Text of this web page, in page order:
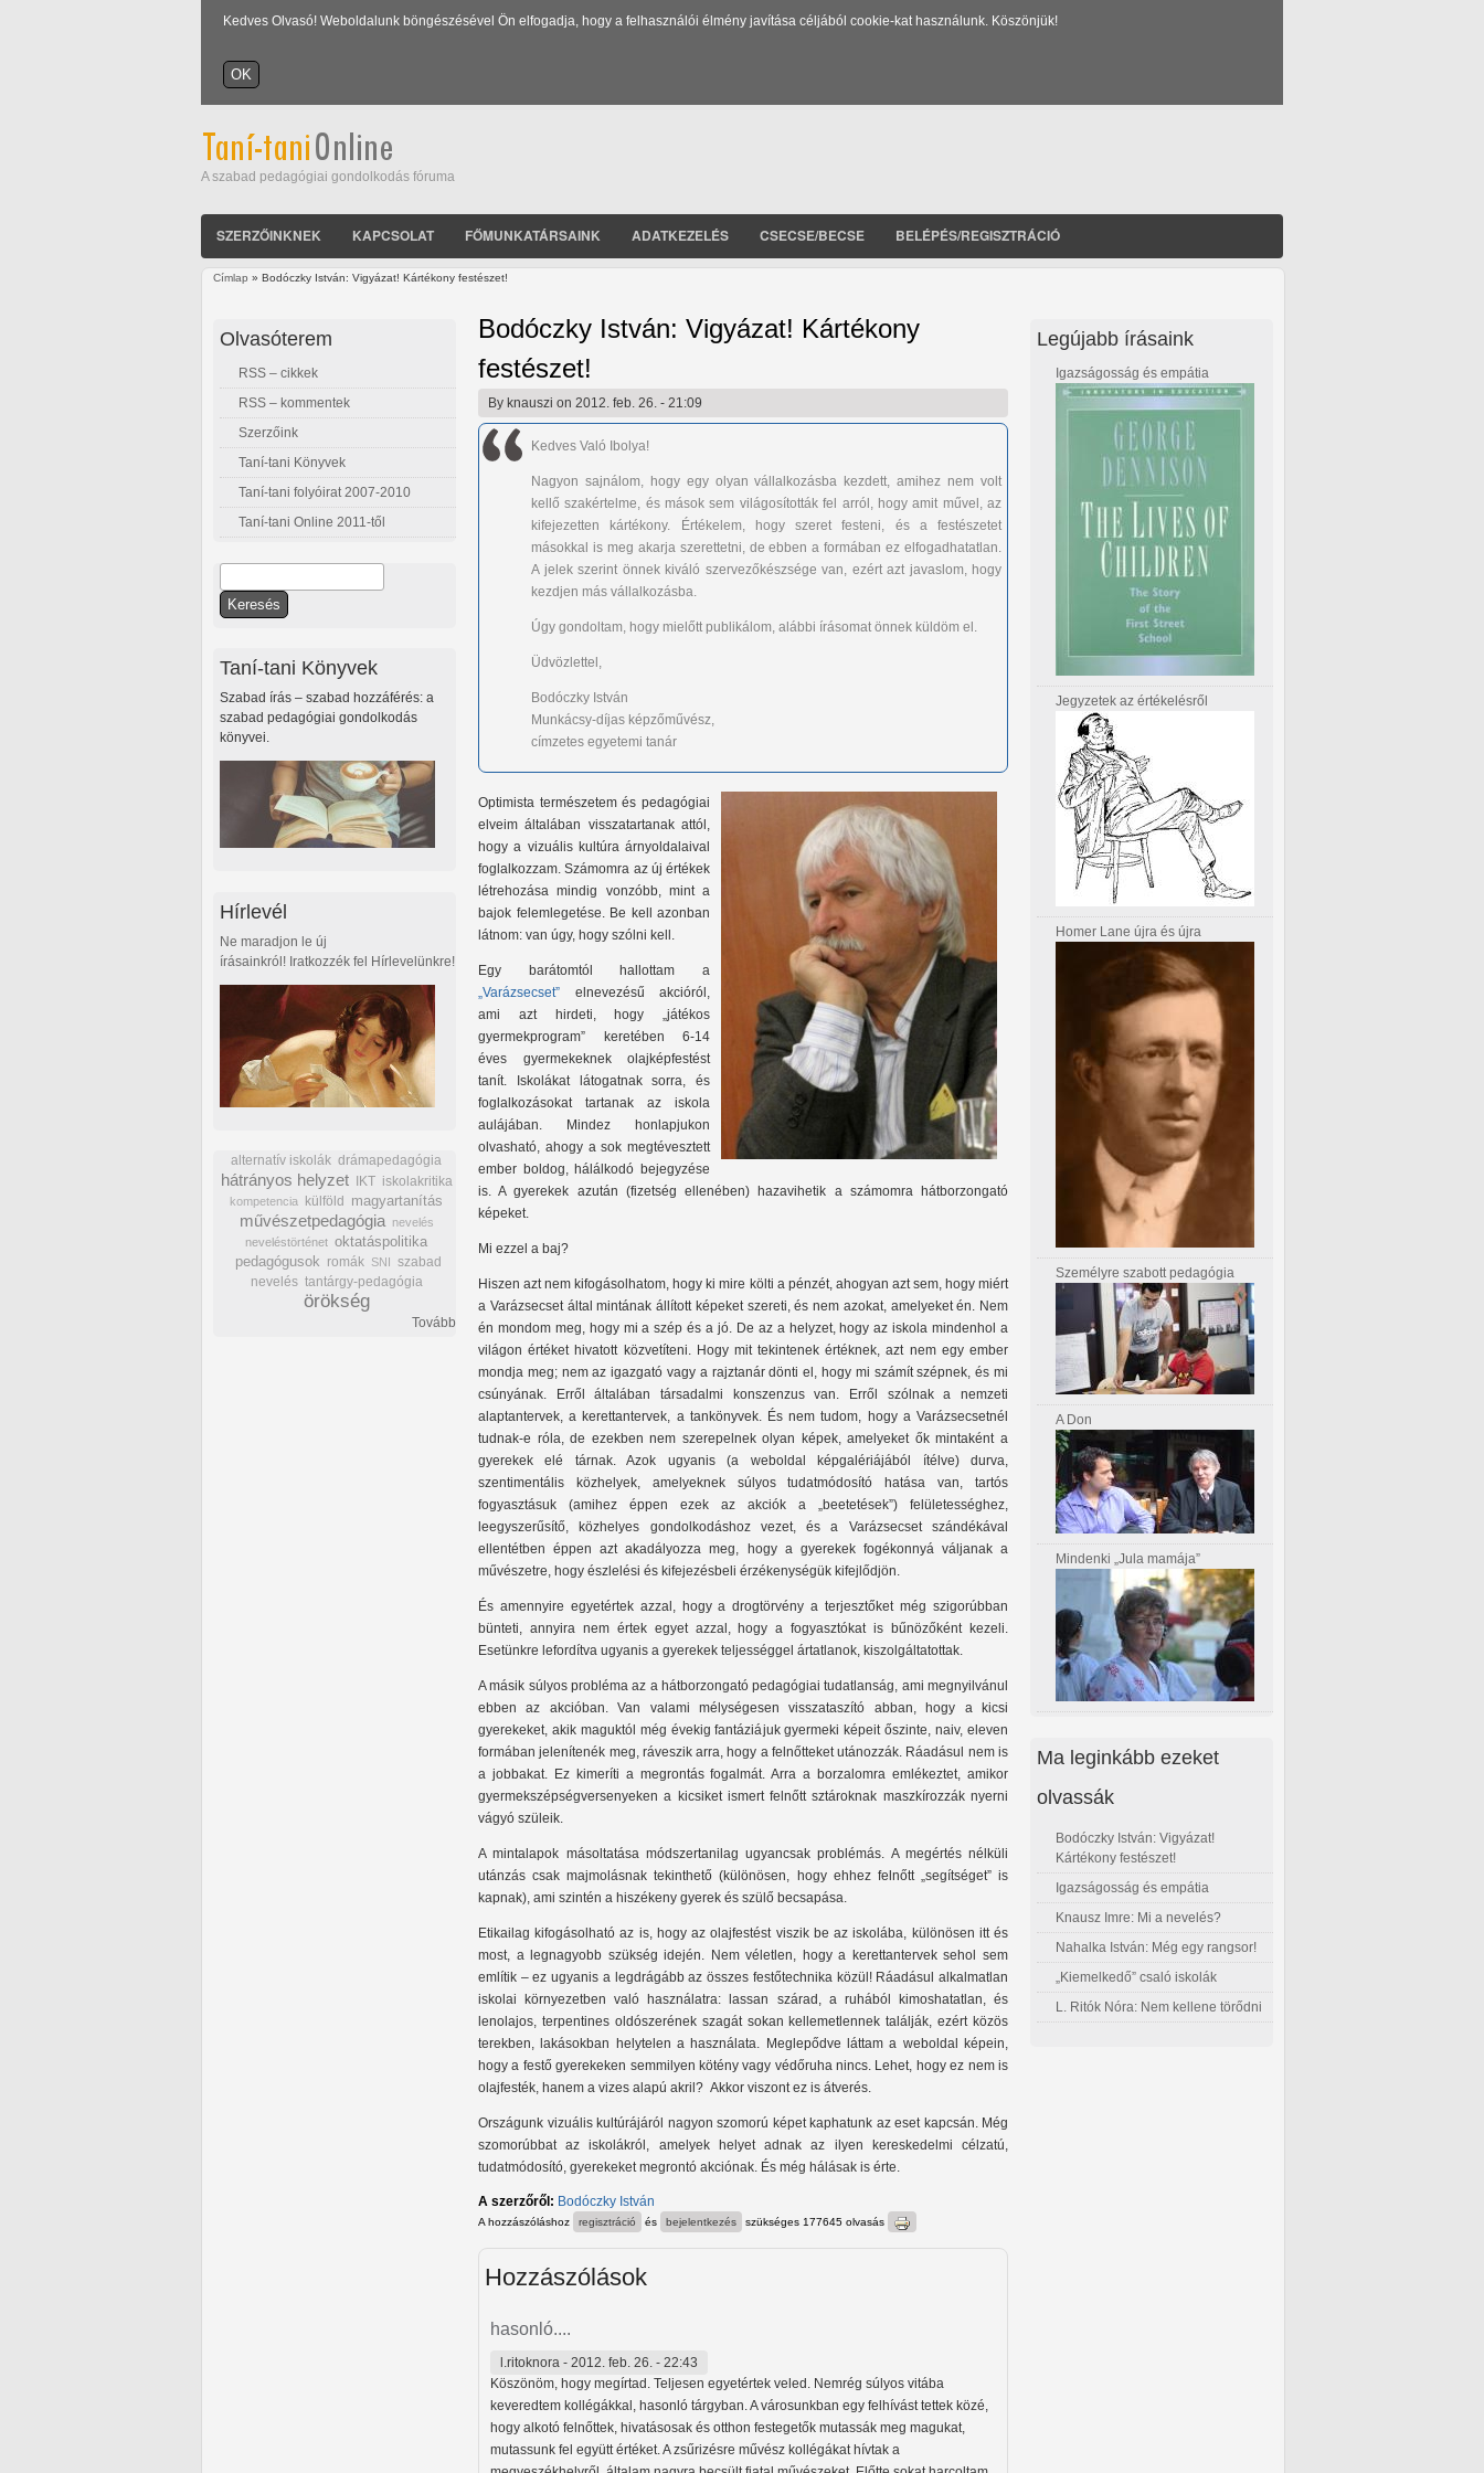
Kedves Olvasó! Weboldalunk böngészésével Ön elfogadja, hogy a felhasználói élmény javítása céljából cookie-kat használunk. Köszönjük!
A szabad pedagógiai gondolkodás fóruma
SZERZŐINKNEK KAPCSOLAT FŐMUNKATÁRSAINK ADATKEZELÉS CSECSE/BECSE BELÉPÉS/REGISZTRÁCIÓ
Címlap » Bodóczky István: Vigyázat! Kártékony festészet!
Bodóczky István: Vigyázat! Kártékony
festészet!
By knauszi on 2012. feb. 26. - 21:09
Kedves Való Ibolya!
Nagyon sajnálom, hogy egy olyan vállalkozásba kezdett, amihez nem volt
kellő szakértelme, és mások sem világosították fel arról, hogy amit művel, az
kifejezetten kártékony. Értékelem, hogy szeret festeni, és a festészetet
másokkal is meg akarja szerettetni, de ebben a formában ez elfogadhatatlan.
A jelek szerint önnek kiváló szervezőkészsége van, ezért azt javaslom, hogy
kezdjen más vállalkozásba.
Úgy gondoltam, hogy mielőtt publikálom, alábbi írásomat önnek küldöm el.
Üdvözlettel,
Bodóczky István
Munkácsy-díjas képzőművész,
címzetes egyetemi tanár
Optimista természetem és pedagógiai
elveim általában visszatartanak attól,
hogy a vizuális kultúra árnyoldalaival
foglalkozzam. Számomra az új értékek
létrehozása mindig vonzóbb, mint a
bajok felemlegetése. Be kell azonban
látnom: van úgy, hogy szólni kell.
Egy barátomtól hallottam a
„Varázsecset” elnevezésű akcióról,
ami azt hirdeti, hogy „játékos
gyermekprogram” keretében 6-14
éves gyermekeknek olajképfestést
tanít. Iskolákat látogatnak sorra, és
foglalkozásokat tartanak az iskola
aulájában. Mindez honlapjukon
olvasható, ahogy a sok megtévesztett
ember boldog, hálálkodó bejegyzése
is. A gyerekek azután (fizetség ellenében) hazavihetik a számomra hátborzongató
képeket.
Mi ezzel a baj?
Hiszen azt nem kifogásolhatom, hogy ki mire költi a pénzét, ahogyan azt sem, hogy miért
a Varázsecset által mintának állított képeket szereti, és nem azokat, amelyeket én. Nem
én mondom meg, hogy mi a szép és a jó. De az a helyzet, hogy az iskola mindenhol a
világon értéket hivatott közvetíteni. Hogy mit tekintenek értéknek, azt nem egy ember
mondja meg; nem az igazgató vagy a rajztanár dönti el, hogy mi számít szépnek, és mi
csúnyának. Erről általában társadalmi konszenzus van. Erről szólnak a nemzeti
alaptantervek, a kerettantervek, a tankönyvek. És nem tudom, hogy a Varázsecsetnél
tudnak-e róla, de ezekben nem szerepelnek olyan képek, amelyeket ők mintaként a
gyerekek elé tárnak. Azok ugyanis (a weboldal képgalériájából ítélve) durva,
szentimentális közhelyek, amelyeknek súlyos tudatmódosító hatása van, tartós
fogyasztásuk (amihez éppen ezek az akciók a „beetetések”) felületességhez,
leegyszerűsítő, közhelyes gondolkodáshoz vezet, és a Varázsecset szándékával
ellentétben éppen azt akadályozza meg, hogy a gyerekek fogékonnyá váljanak a
művészetre, hogy észlelési és kifejezésbeli érzékenységük kifejlődjön.
És amennyire egyetértek azzal, hogy a drogtörvény a terjesztőket még szigorúbban
bünteti, annyira nem értek egyet azzal, hogy a fogyasztókat is bűnözőként kezeli.
Esetünkre lefordítva ugyanis a gyerekek teljességgel ártatlanok, kiszolgáltatottak.
A másik súlyos probléma az a hátborzongató pedagógiai tudatlanság, ami megnyilvánul
ebben az akcióban. Van valami mélységesen visszataszító abban, hogy a kicsi
gyerekeket, akik maguktól még évekig fantáziájuk gyermeki képeit őszinte, naiv, eleven
formában jelenítenék meg, ráveszik arra, hogy a felnőtteket utánozzák. Ráadásul nem is
a jobbakat. Ez kimeríti a megrontás fogalmát. Arra a borzalomra emlékeztet, amikor
gyermekszépségversenyeken a kicsiket ismert felnőtt sztároknak maszkírozzák nyerni
vágyó szüleik.
A mintalapok másoltatása módszertanilag ugyancsak problémás. A megértés nélküli
utánzás csak majmolásnak tekinthető (különösen, hogy ehhez felnőtt „segítséget” is
kapnak), ami szintén a hiszékeny gyerek és szülő becsapása.
Etikailag kifogásolható az is, hogy az olajfestést viszik be az iskolába, különösen itt és
most, a legnagyobb szükség idején. Nem véletlen, hogy a kerettantervek sehol sem
említik – ez ugyanis a legdrágább az összes festőtechnika közül! Ráadásul alkalmatlan
iskolai környezetben való használatra: lassan szárad, a ruhából kimoshatatlan, és
lenolajos, terpentines oldószerének szagát sokan kellemetlennek találják, ezért közös
terekben, lakásokban helytelen a használata. Meglepődve láttam a weboldal képein,
hogy a festő gyerekeken semmilyen kötény vagy védőruha nincs. Lehet, hogy ez nem is
olajfesték, hanem a vizes alapú akril? Akkor viszont ez is átverés.
Országunk vizuális kultúrájáról nagyon szomorú képet kaphatunk az eset kapcsán. Még
szomorúbbat az iskolákról, amelyek helyet adnak az ilyen kereskedelmi célzatú,
tudatmódosító, gyerekeket megrontó akciónak. És még hálásak is érte.
A szerzőről: Bodóczky István
A hozzászóláshoz regisztráció és bejelentkezés szükséges 177645 olvasás
Hozzászólások
hasonló....
l.ritoknora - 2012. feb. 26. - 22:43
Köszönöm, hogy megírtad. Teljesen egyetértek veled. Nemrég súlyos vitába
keveredtem kollégákkal, hasonló tárgyban. A városunkban egy felhívást tettek közé,
hogy alkotó felnőttek, hivatásosak és otthon festegetők mutassák meg magukat,
mutassunk fel együtt értéket. A zsűrizésre művész kollégákat hívtak a
Olvasóterem
RSS – cikkek
RSS – kommentek
Szerzőink
Taní-tani Könyvek
Taní-tani folyóirat 2007-2010
Taní-tani Online 2011-től
Keresés űrlap
Taní-tani Könyvek
Szabad írás – szabad hozzáférés: a
szabad pedagógiai gondolkodás
könyvei.
Hírlevél
Ne maradjon le új
írásainkról! Iratkozzék fel Hírlevelünkre!
alternatív iskolák drámapedagógia
hátrányos helyzet IKT iskolakritika
kompetencia külföld magyartanítás
művészetpedagógia
nevelés
neveléstörténet oktatáspolitika
pedagógusok romák SNI szabad
nevelés tantárgy-pedagógia
örökség
Tovább
Legújabb írásaink
Igazságosság és empátia
Jegyzetek az értékelésről
Homer Lane újra és újra
Személyre szabott pedagógia
A Don
Mindenki „Jula mamája”
Ma leginkább ezeket
olvassák
Bodóczky István: Vigyázat!
Kártékony festészet!
Igazságosság és empátia
Knausz Imre: Mi a nevelés?
Nahalka István: Még egy rangsor!
„Kiemelkedő” csaló iskolák
L. Ritók Nóra: Nem kellene törődni